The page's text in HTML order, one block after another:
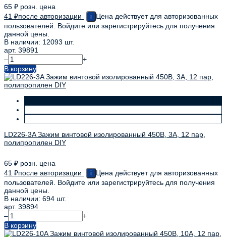
65 ₽ розн. цена
41 ₽после авторизации i
Цена действует для авторизованных
пользователей. Войдите или зарегистрируйтесь для получения
данной цены.
В наличии: 12093 шт.
арт. 39891
–
+
В корзину
LD226-3A Зажим винтовой изолированный 450В, 3А, 12 пар,
полипропилен DIY
65 ₽ розн. цена
41 ₽после авторизации i
Цена действует для авторизованных
пользователей. Войдите или зарегистрируйтесь для получения
данной цены.
В наличии: 694 шт.
арт. 39894
–
+
В корзину